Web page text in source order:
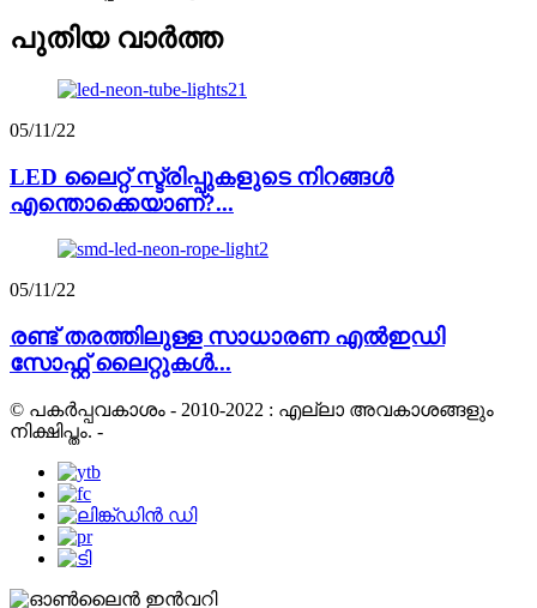
പുതിയ വാർത്ത
05/11/22
LED ലൈറ്റ് സ്ട്രിപ്പുകളുടെ നിറങ്ങൾ
എന്തൊക്കെയാണ്?...
05/11/22
രണ്ട് തരത്തിലുള്ള സാധാരണ എൽഇഡി
സോഫ്റ്റ് ലൈറ്റുകൾ...
© പകർപ്പവകാശം - 2010-2022 : എല്ലാ അവകാശങ്ങളും
നിക്ഷിപ്തം. -